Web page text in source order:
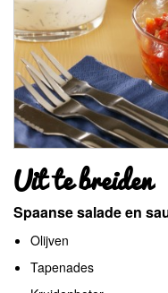
Uit te breiden
Spaanse salade en
Olijven
Tapenades